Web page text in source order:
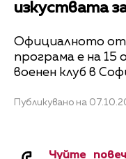
изкуствата
Официалното
програма е на
военен клуб в
Публикувано на
Чуйте